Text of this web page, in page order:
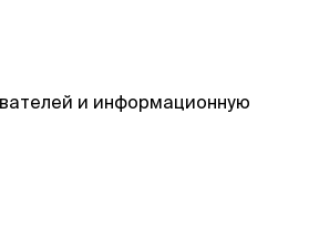
и информационную